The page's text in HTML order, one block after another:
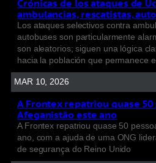
Crónicas de los ataques de
ambulancias, rescatistas,
Los ataques selectivos contra
autobuses son particularmente
son aleatorios; siguen una lógica
hacia la población que permanece
MAR 10, 2026
A Frontex repatriou quase 50
Afeganistão este ano
A Frontex repatriou quase 50
ano, com a ajuda de uma ONG
de segurança do Reino Unido